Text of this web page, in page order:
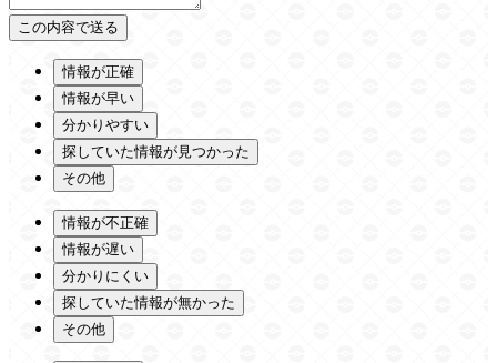
情報が正確
情報が早い
分かりやすい
探していた情報が見つかった
その他
情報が不正確
情報が遅い
分かりにくい
探していた情報が無かった
その他